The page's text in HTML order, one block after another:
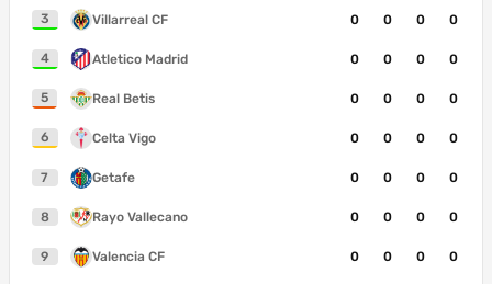
3 Villarreal CF 0 0 0 0
4 Atletico Madrid 0 0 0 0
5 Real Betis 0 0 0 0
6 Celta Vigo 0 0 0 0
7 Getafe 0 0 0 0
8 Rayo Vallecano 0 0 0 0
9 Valencia CF 0 0 0 0